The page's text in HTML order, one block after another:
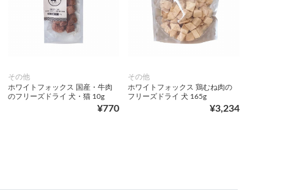
その他
ホワイトフォックス 国産・牛肉
のフリーズドライ 犬・猫 10g
¥770
その他
ホワイトフォックス 鶏むね肉の
フリーズドライ 犬 165g
¥3,234